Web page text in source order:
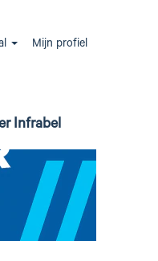
Mijn profiel
Infrabel